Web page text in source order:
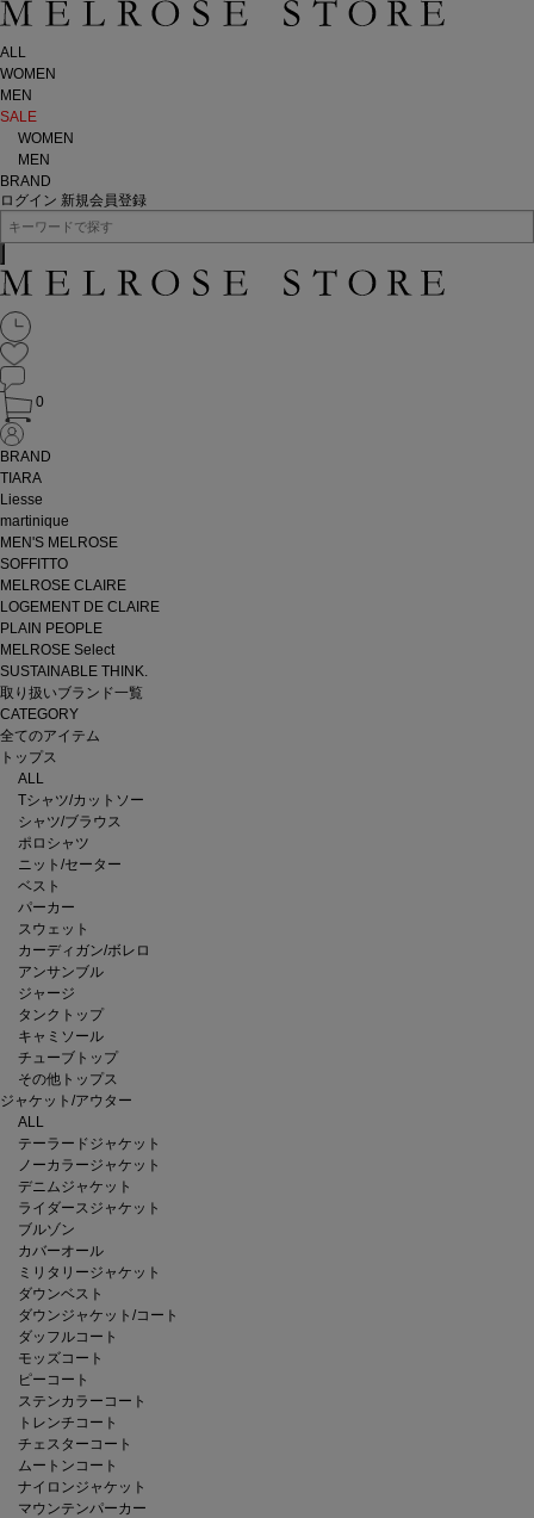
ALL
WOMEN
MEN
SALE
WOMEN
MEN
BRAND
ログイン 新規会員登録
0
BRAND
TIARA
Liesse
martinique
MEN'S MELROSE
SOFFITTO
MELROSE CLAIRE
LOGEMENT DE CLAIRE
PLAIN PEOPLE
MELROSE Select
SUSTAINABLE THINK.
取り扱いブランド一覧
CATEGORY
全てのアイテム
トップス
ALL
Tシャツ/カットソー
シャツ/ブラウス
ポロシャツ
ニット/セーター
ベスト
パーカー
スウェット
カーディガン/ボレロ
アンサンブル
ジャージ
タンクトップ
キャミソール
チューブトップ
その他トップス
ジャケット/アウター
ALL
テーラードジャケット
ノーカラージャケット
デニムジャケット
ライダースジャケット
ブルゾン
カバーオール
ミリタリージャケット
ダウンベスト
ダウンジャケット/コート
ダッフルコート
モッズコート
ピーコート
ステンカラーコート
トレンチコート
チェスターコート
ムートンコート
ナイロンジャケット
マウンテンパーカー